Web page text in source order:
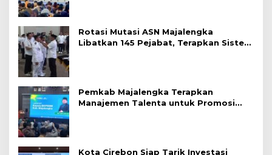
Rotasi Mutasi ASN Majalengka
Libatkan 145 Pejabat, Terapkan Sistem
Pemkab Majalengka Terapkan
Manajemen Talenta untuk Promosi
Kota Cirebon Siap Tarik Investasi